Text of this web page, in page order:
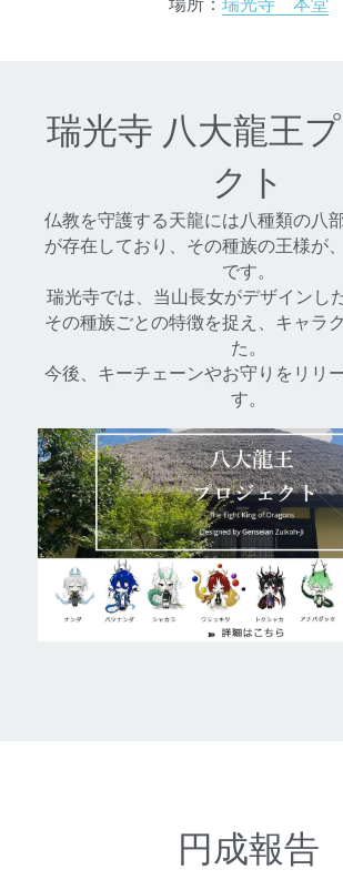
瑞光寺 八大龍王
クト
仏教を守護する天龍には八種類の八
が存在しており、その種族の王様が
です。
その種族ごとの特徴を捉え、キャラ
た。
今後、キーチェーンやお守りをリリ
す。
円成報告